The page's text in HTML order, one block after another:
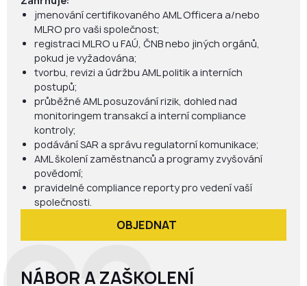
jmenování certifikovaného AML Officera a/nebo
MLRO pro vaši společnost;
registraci MLRO u FAÚ, ČNB nebo jiných orgánů,
pokud je vyžadována;
tvorbu, revizi a údržbu AML politik a interních
postupů;
průběžné AML posuzování rizik, dohled nad
monitoringem transakcí a interní compliance
kontroly;
podávání SAR a správu regulatorní komunikace;
AML školení zaměstnanců a programy zvyšování
povědomí;
pravidelné compliance reporty pro vedení vaší
společnosti.
OBJEDNAT
NÁBOR A ZAŠKOLENÍ